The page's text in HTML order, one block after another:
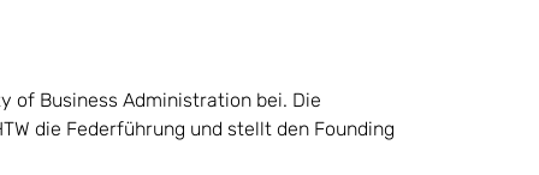
of Business Administration bei. Die
die Federführung und stellt den Founding